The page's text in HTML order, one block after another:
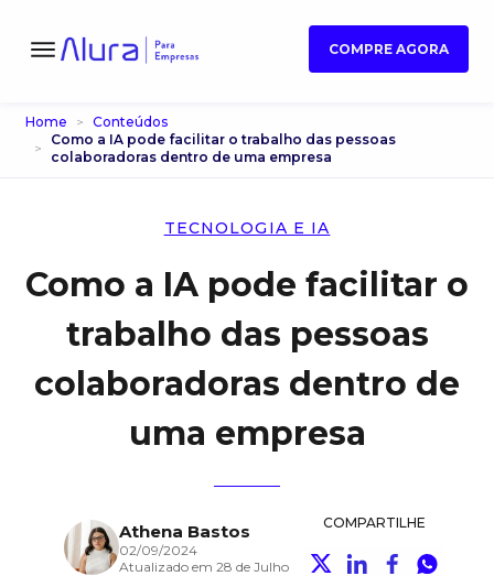
COMPRE AGORA
Home
Conteúdos
Como a IA pode facilitar o trabalho das pessoas
colaboradoras dentro de uma empresa
TECNOLOGIA E IA
Como a IA pode facilitar o
trabalho das pessoas
colaboradoras dentro de
uma empresa
Athena Bastos
02/09/2024
Atualizado em 28 de Julho
COMPARTILHE